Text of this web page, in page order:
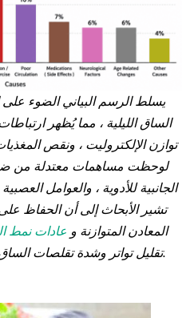
يسلط الرسم البياني الضوء
الساق الليلية ، مما يُظهر
توازن الإلكتروليت ، ونقص
لوحظت مساهمات معتدلة من ضعف
الجانبية للأدوية ، والعوامل
تشير الأبحاث إلى أن الحفاظ
المعادن المتوازنة و عادات نمط
تقليل تواتر وشدة تقلصات الساق الليلية وتشنجات العضلات.